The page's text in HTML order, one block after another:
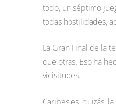
todo, un séptimo
todas hostilidades,
La Gran Final de la
que otras. Eso ha
vicisitudes.
Caribes es, quizás,